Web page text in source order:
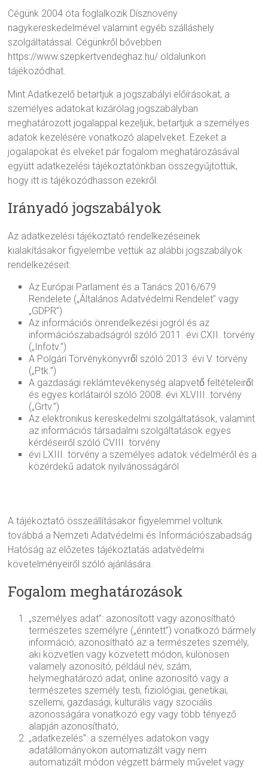
Cégünk 2004 óta foglalkozik Dísznövény
nagykereskedelmével valamint egyéb szálláshely
szolgáltatással. Cégünkről bővebben
https://www.szepkertvendeghaz.hu/ oldalunkon
tájékozódhat.
Mint Adatkezelő betartjuk a jogszabályi előírásokat, a
személyes adatokat kizárólag jogszabályban
meghatározott jogalappal kezeljük, betartjuk a személyes
adatok kezelésére vonatkozó alapelveket. Ezeket a
jogalapokat és elveket pár fogalom meghatározásával
együtt adatkezelési tájékoztatónkban összegyűjtöttük,
hogy itt is tájékozódhasson ezekről.
Irányadó jogszabályok
Az adatkezelési tájékoztató rendelkezéseinek
kialakításakor figyelembe vettük az alábbi jogszabályok
rendelkezéseit:
Az Európai Parlament és a Tanács 2016/679
Rendelete („Általános Adatvédelmi Rendelet” vagy
„GDPR”)
Az információs önrendelkezési jogról és az
információszabadságról szóló 2011. évi CXII. törvény
(„Infotv.”)
A Polgári Törvénykönyvről szóló 2013. évi V. törvény
(„Ptk.”)
A gazdasági reklámtevékenység alapvető feltételeiről
és egyes korlátairól szóló 2008. évi XLVIII. törvény
(„Grtv.”)
Az elektronikus kereskedelmi szolgáltatások, valamint
az információs társadalmi szolgáltatások egyes
kérdéseiről szóló CVIII. törvény
évi LXIII. törvény a személyes adatok védelméről és a
közérdekű adatok nyilvánosságáról
A tájékoztató összeállításakor figyelemmel voltunk
továbbá a Nemzeti Adatvédelmi és Információszabadság
Hatóság az előzetes tájékoztatás adatvédelmi
követelményeiről szóló ajánlására.
Fogalom meghatározások
„személyes adat”: azonosított vagy azonosítható
természetes személyre („érintett”) vonatkozó bármely
információ; azonosítható az a természetes személy,
aki közvetlen vagy közvetett módon, különösen
valamely azonosító, például név, szám,
helymeghatározó adat, online azonosító vagy a
természetes személy testi, fiziológiai, genetikai,
szellemi, gazdasági, kulturális vagy szociális
azonosságára vonatkozó egy vagy több tényező
alapján azonosítható;
„adatkezelés”: a személyes adatokon vagy
adatállományokon automatizált vagy nem
automatizált módon végzett bármely művelet vagy